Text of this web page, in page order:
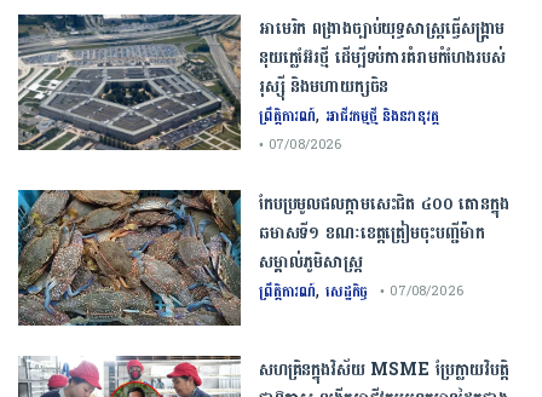
​អាមេរិក​ ពង្រាងច្បាប់​យុទ្ធសាស្ត្រ​ធ្វើ​សង្គ្រាម​
នុយក្លេអ៊ែរ​ថ្មី ដើម្បីទប់ការគំរាមកំហែងរបស់​
រុស្ស៊ី និងមហាយក្សចិន
ព្រឹត្តិការណ៍, អាជីវកម្មថ្មី និងនវានុវត្ត
• 07/08/2026
កែប​ប្រមូល​ផល​ក្តាម​សេះ​ជិត​ ​៤០០ ​តោន​ក្នុង​
ឆមាស​ទី​១​ ​ខណៈ​ខេត្ត​ត្រៀម​ចុះបញ្ជី​ម៉ាក​
សម្គាល់​ភូមិសាស្ត្រ​
ព្រឹត្តិការណ៍, សេដ្ឋកិច្ច • 07/08/2026
សហគ្រិនក្នុងវិស័យ MSME ប្រែក្លាយវិបត្តិ